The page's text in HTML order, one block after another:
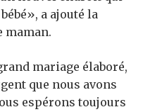
a ajouté la
maman.
mariage élaboré,
que nous avons
espérons toujours